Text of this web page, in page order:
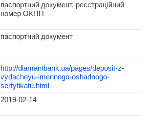
паспортний документ, реєстраційний
номер ОКПП
паспортний документ
http://diamantbank.ua/pages/deposit-z-
vydacheyu-imennogo-oshadnogo-
sertyfikatu.html
2019-02-14